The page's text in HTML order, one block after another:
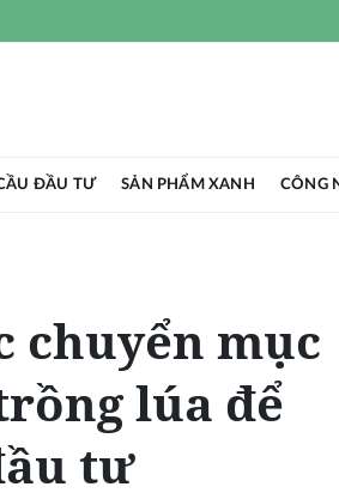
ĐẦU TƯ SẢN PHẨM XANH CÔNG
chuyển mục
lúa để
tư